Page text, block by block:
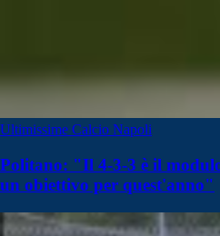
Ultimissime Calcio Napoli
Politano: "Il 4-3-3 è il
un obiettivo per quest'anno"